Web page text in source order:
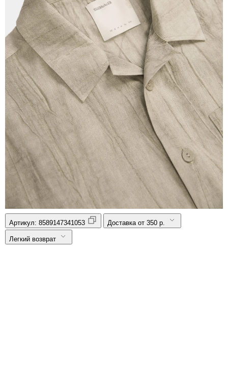
Артикул: 8589147341053 Доставка от 350 р.
Легкий возврат